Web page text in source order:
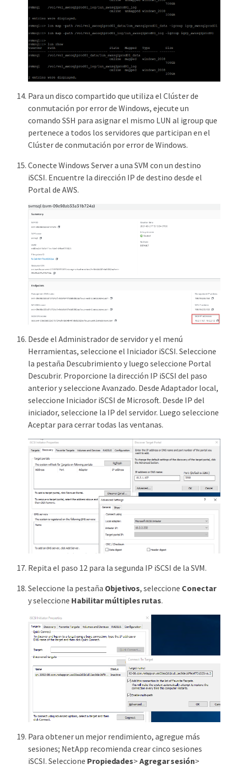
Para un disco compartido que utiliza el Clúster de
conmutación por error de Windows, ejecute un
comando SSH para asignar el mismo LUN al igroup que
pertenece a todos los servidores que participan en el
Clúster de conmutación por error de Windows.
Conecte Windows Server a una SVM con un destino
iSCSI. Encuentre la dirección IP de destino desde el
Portal de AWS.
Desde el Administrador de servidor y el menú
Herramientas, seleccione el Iniciador iSCSI. Seleccione
la pestaña Descubrimiento y luego seleccione Portal
Descubrir. Proporcione la dirección IP iSCSI del paso
anterior y seleccione Avanzado. Desde Adaptador local,
seleccione Iniciador iSCSI de Microsoft. Desde IP del
iniciador, seleccione la IP del servidor. Luego seleccione
Aceptar para cerrar todas las ventanas.
Repita el paso 12 para la segunda IP iSCSI de la SVM.
Seleccione la pestaña Objetivos, seleccione Conectar
y seleccione Habilitar múltiples rutas.
Para obtener un mejor rendimiento, agregue más
sesiones; NetApp recomienda crear cinco sesiones
iSCSI. Seleccione Propiedades>Agregar sesión>